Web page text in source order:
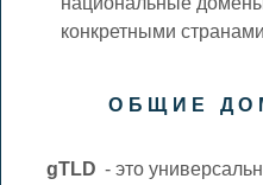
конкретными
ОБЩИЕ
gTLD - это